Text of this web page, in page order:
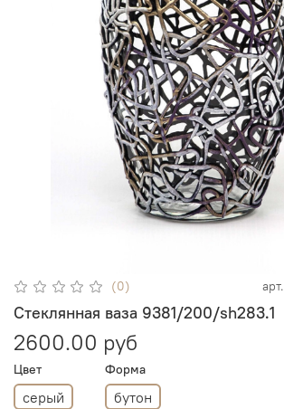
(0) арт.
Стеклянная ваза 9381/200/sh283.1
2600.00 руб
Цвет
серый
Форма
бутон